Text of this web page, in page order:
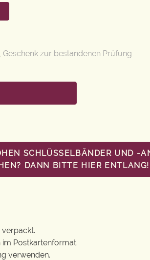
Geschenk zur bestandenen Prüfung
SCHLÜSSELBÄNDER UND -
DANN BITTE HIER ENTLANG!
Postkartenformat.
verwenden.